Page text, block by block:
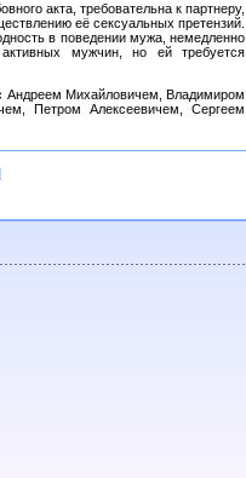
акта, требовательна к партнеру,
её сексуальных претензий.
в поведении мужа, немедленно
мужчин, но ей требуется
Андреем Михайловичем, Владимиром
Петром Алексеевичем, Сергеем